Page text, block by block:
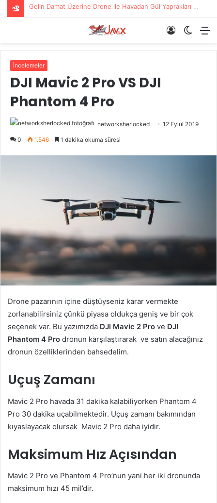
Gelin Damat Üzerine Drone ile Havadan Gül Yaprakları Serildi
Dış
Giriş
İncelemeler
DJI Mavic 2 Pro VS DJI
Phantom 4 Pro
networksherlocked 12 Eylül 2019
0 1.546 1 dakika okuma süresi
Drone pazarının içine düştüyseniz karar vermekte
zorlanabilirsiniz çünkü piyasa oldukça geniş ve bir çok
seçenek var. Bu yazımızda DJI Mavic 2 Pro ve DJI
Phantom 4 Pro dronun karşılaştırarak ve satın alacağınız
dronun özelliklerinden bahsedelim.
Uçuş Zamanı
Mavic 2 Pro havada 31 dakika kalabiliyorken Phantom 4
Pro 30 dakika uçabilmektedir. Uçuş zamanı bakımından
kıyaslayacak olursak Mavic 2 Pro daha iyidir.
Maksimum Hız Açısından
Mavic 2 Pro ve Phantom 4 Pro’nun yani her iki dronunda
maksimum hızı 45 mil’dir.